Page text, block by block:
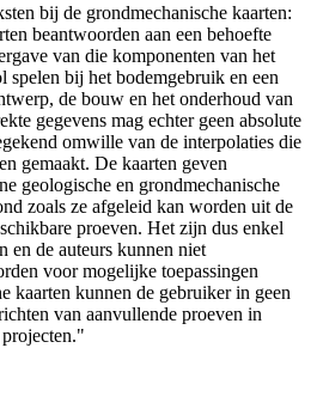
bij de grondmechanische kaarten:
beantwoorden aan een behoefte
van die komponenten van het
spelen bij het bodemgebruik en een
de bouw en het onderhoud van
gegevens mag echter geen absolute
omwille van de interpolaties die
gemaakt. De kaarten geven
geologische en grondmechanische
zoals ze afgeleid kan worden uit de
proeven. Het zijn dus enkel
en de auteurs kunnen niet
voor mogelijke toepassingen
kaarten kunnen de gebruiker in geen
van aanvullende proeven in